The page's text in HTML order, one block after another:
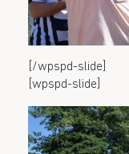
[/wpspd-slide]
[wpspd-slide]